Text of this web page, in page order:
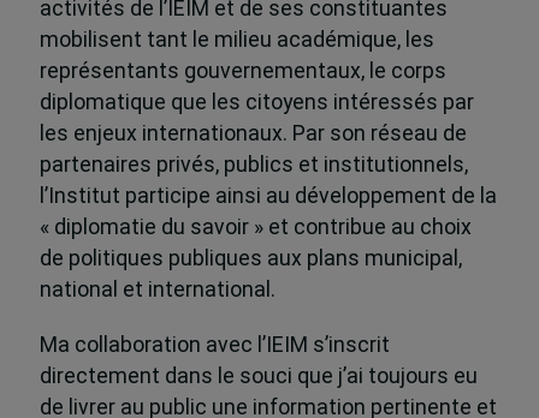
activités de l’IEIM et de ses constituantes
mobilisent tant le milieu académique, les
représentants gouvernementaux, le corps
diplomatique que les citoyens intéressés par
les enjeux internationaux. Par son réseau de
partenaires privés, publics et institutionnels,
l’Institut participe ainsi au développement de la
« diplomatie du savoir » et contribue au choix
de politiques publiques aux plans municipal,
national et international.
Ma collaboration avec l’IEIM s’inscrit
directement dans le souci que j’ai toujours eu
de livrer au public une information pertinente et